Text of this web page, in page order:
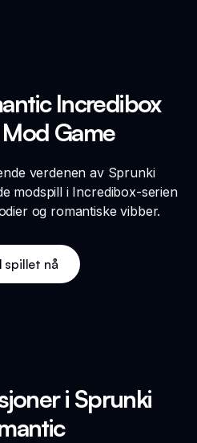
Incredibox
Game
verdenen av Sprunki
modspill i Incredibox-serien
og romantiske vibber.
spillet nå
i Sprunki